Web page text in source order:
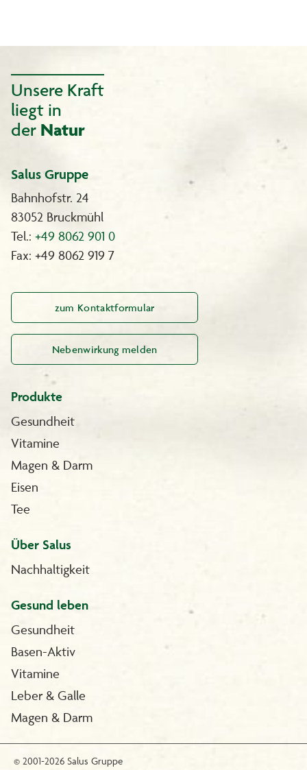
Unsere Kraft
liegt in
der Natur
Salus Gruppe
Bahnhofstr. 24
83052 Bruckmühl
Tel.: +49 8062 901 0
Fax: +49 8062 919 7
zum Kontaktformular
Nebenwirkung melden
Produkte
Gesundheit
Vitamine
Magen & Darm
Eisen
Tee
Über Salus
Nachhaltigkeit
Gesund leben
Gesundheit
Basen-Aktiv
Vitamine
Leber & Galle
Magen & Darm
© 2001-2026 Salus Gruppe